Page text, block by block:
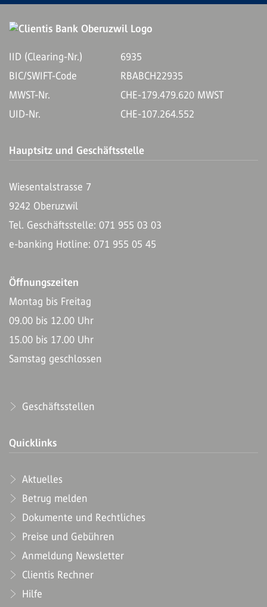
IID (Clearing-Nr.)
6935
BIC/SWIFT-Code
RBABCH22935
MWST-Nr.
CHE-179.479.620 MWST
UID-Nr.
CHE-107.264.552
Hauptsitz und Geschäftsstelle
Wiesentalstrasse 7
9242 Oberuzwil
Tel. Geschäftsstelle: 071 955 03 03
e-banking Hotline: 071 955 05 45
Öffnungszeiten
Montag bis Freitag
09.00 bis 12.00 Uhr
15.00 bis 17.00 Uhr
Samstag geschlossen
Geschäftsstellen
Quicklinks
Aktuelles
Betrug melden
Dokumente und Rechtliches
Preise und Gebühren
Anmeldung Newsletter
Clientis Rechner
Hilfe